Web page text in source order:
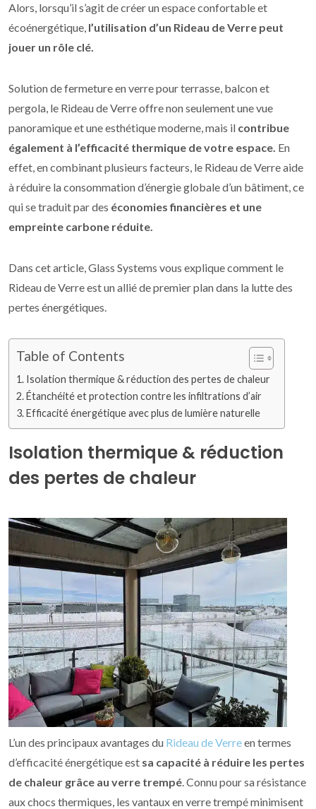
Alors, lorsqu’il s’agit de créer un espace confortable et
écoénergétique, l’utilisation d’un Rideau de Verre peut
jouer un rôle clé.
Solution de fermeture en verre pour terrasse, balcon et
pergola, le Rideau de Verre offre non seulement une vue
panoramique et une esthétique moderne, mais il contribue
également à l’efficacité thermique de votre espace. En
effet, en combinant plusieurs facteurs, le Rideau de Verre aide
à réduire la consommation d’énergie globale d’un bâtiment, ce
qui se traduit par des économies financières et une
empreinte carbone réduite.
Dans cet article, Glass Systems vous explique comment le
Rideau de Verre est un allié de premier plan dans la lutte des
pertes énergétiques.
Table of Contents
Isolation thermique & réduction des pertes de chaleur
Étanchéité et protection contre les infiltrations d’air
Efficacité énergétique avec plus de lumière naturelle
Isolation thermique & réduction
des pertes de chaleur
L’un des principaux avantages du Rideau de Verreen termes
d’efficacité énergétique est sa capacité à réduire les pertes
de chaleur grâce au verre trempé. Connu pour sa résistance
aux chocs thermiques, les vantaux en verre trempé minimisent